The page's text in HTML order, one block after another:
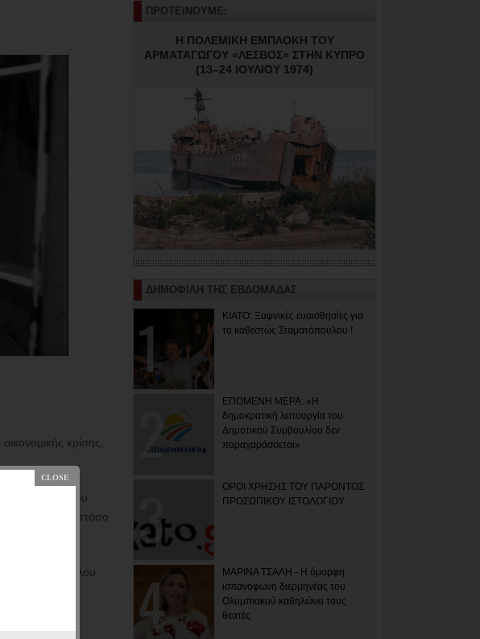
κρίσης,
αρχή του χρόνου
ωστόσο
Βόλου.
ΠΡΟΤΕΙΝΟΥΜΕ:
Η ΠΟΛΕΜΙΚΗ ΕΜΠΛΟΚΗ ΤΟΥ
ΑΡΜΑΤΑΓΩΓΟΥ «ΛΕΣΒΟΣ» ΣΤΗΝ ΚΥΠΡΟ
(13–24 ΙΟΥΛΙΟΥ 1974)
ΔΗΜΟΦΙΛΗ ΤΗΣ ΕΒΔΟΜΑΔΑΣ
ΚΙΑΤΟ: Ξαφνικές ευαισθησίες για
το καθεστώς Σταματόπουλου !
ΕΠΟΜΕΝΗ ΜΕΡΑ: «Η
δημοκρατική λειτουργία του
Δημοτικού Συμβουλίου δεν
παραχαράσσεται»
ΟΡΟΙ ΧΡΗΣΗΣ ΤΟΥ ΠΑΡΟΝΤΟΣ
ΠΡΟΣΩΠΙΚΟΥ ΙΣΤΟΛΟΓΙΟΥ
ΜΑΡΙΝΑ ΤΣΑΛΗ - Η όμορφη
ισπανόφωνη διερμηνέας του
Ολυμπιακού καθηλώνει τους
θεατές